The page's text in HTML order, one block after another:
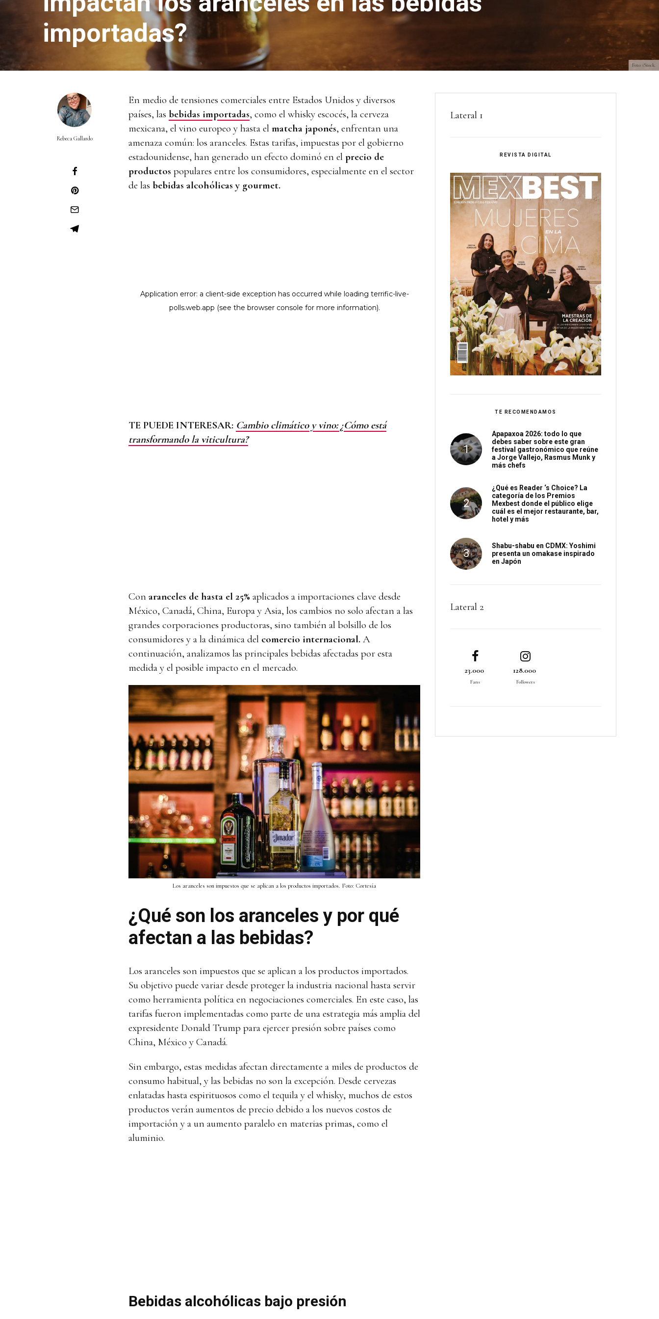
Foto: iStock.
importadas?
Rebeca Gallardo
En medio de tensiones comerciales entre Estados Unidos y diversos
países, las bebidas importadas, como el whisky escocés, la cerveza
mexicana, el vino europeo y hasta el matcha japonés, enfrentan una
amenaza común: los aranceles. Estas tarifas, impuestas por el gobierno
estadounidense, han generado un efecto dominó en el precio de
productos populares entre los consumidores, especialmente en el sector
de las bebidas alcohólicas y gourmet.
TE PUEDE INTERESAR: Cambio climático y vino: ¿Cómo está
transformando la viticultura?
Con aranceles de hasta el 25% aplicados a importaciones clave desde
México, Canadá, China, Europa y Asia, los cambios no solo afectan a las
grandes corporaciones productoras, sino también al bolsillo de los
consumidores y a la dinámica del comercio internacional. A
continuación, analizamos las principales bebidas afectadas por esta
medida y el posible impacto en el mercado.
Los aranceles son impuestos que se aplican a los productos importados. Foto: Cortesía
¿Qué son los aranceles y por qué
afectan a las bebidas?
Los aranceles son impuestos que se aplican a los productos importados.
Su objetivo puede variar desde proteger la industria nacional hasta servir
como herramienta política en negociaciones comerciales. En este caso, las
tarifas fueron implementadas como parte de una estrategia más amplia del
expresidente Donald Trump para ejercer presión sobre países como
China, México y Canadá.
Sin embargo, estas medidas afectan directamente a miles de productos de
consumo habitual, y las bebidas no son la excepción. Desde cervezas
enlatadas hasta espirituosos como el tequila y el whisky, muchos de estos
productos verán aumentos de precio debido a los nuevos costos de
importación y a un aumento paralelo en materias primas, como el
aluminio.
Bebidas alcohólicas bajo presión
Lateral 1
REVISTA DIGITAL
TE RECOMENDAMOS
Apapaxoa 2026: todo lo que
debes saber sobre este gran
festival gastronómico que reúne
a Jorge Vallejo, Rasmus Munk y
más chefs
¿Qué es Reader ‘s Choice? La
categoría de los Premios
Mexbest donde el público elige
cuál es el mejor restaurante, bar,
hotel y más
Shabu-shabu en CDMX: Yoshimi
presenta un omakase inspirado
en Japón
Lateral 2
23.000
Fans
128.000
Followers